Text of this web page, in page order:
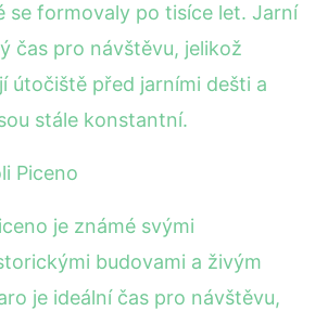
se formovaly po tisíce let. Jarní
čas pro návštěvu, jelikož
útočiště před jarními dešti a
stále konstantní.
Piceno
je známé svými
budovami a živým
je ideální čas pro návštěvu,